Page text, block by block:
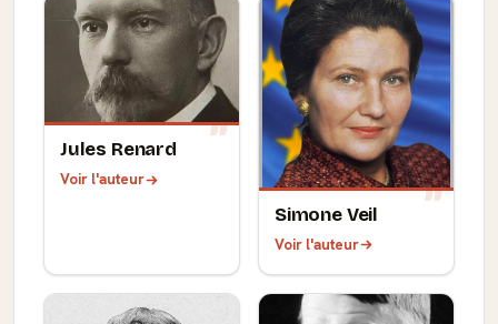
Jules Renard
Voir l'auteur
Simone Veil
Voir l'auteur